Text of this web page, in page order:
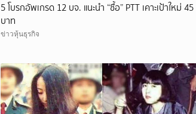
5 โบรกอัพเกรด 12 บจ. แนะนำ “ซื้อ” PTT เคาะเป้าใหม่ 45
บาท
ข่าวหุ้นธุรกิจ